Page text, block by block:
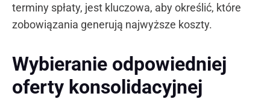
terminy spłaty, jest kluczowa, aby określić, które
zobowiązania generują najwyższe koszty.
Wybieranie odpowiedniej
oferty konsolidacyjnej